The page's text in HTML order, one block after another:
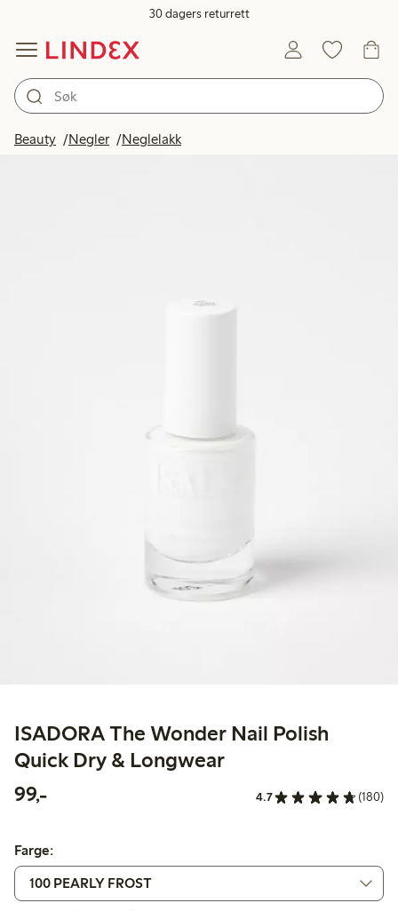
30 dagers returrett
Beauty Negler Neglelakk
ISADORA The Wonder Nail Polish
Quick Dry & Longwear
99,-99,00 kr 4.7 (180)
Farge: